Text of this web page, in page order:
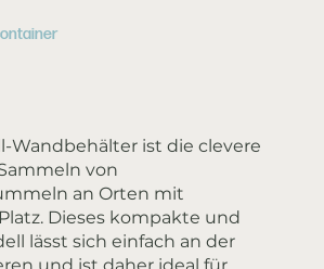
Wandbehälter ist die clevere
von
an Orten mit
Dieses kompakte und
lässt sich einfach an der
und ist daher ideal für